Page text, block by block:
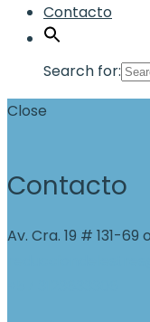
Contacto
Search for:
Close
Contacto
Av. Cra. 19 # 131-